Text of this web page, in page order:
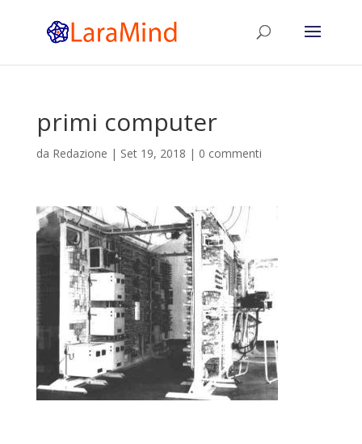
primi computer
da Redazione | Set 19, 2018 | 0 commenti